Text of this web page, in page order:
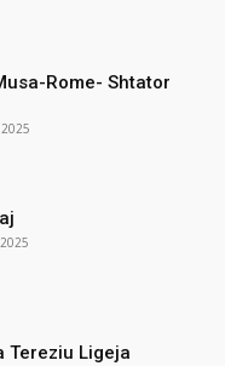
Rome- Shtator
Tereziu Ligeja